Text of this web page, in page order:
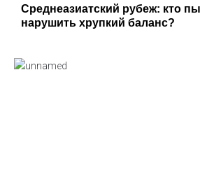
Среднеазиатский рубеж: кто
нарушить хрупкий баланс?